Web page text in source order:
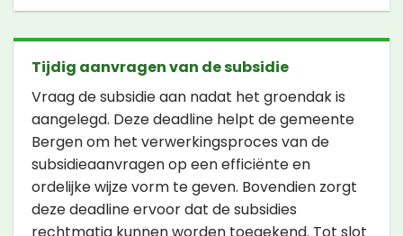
Tijdig aanvragen van de subsidie
Vraag de subsidie aan nadat het groendak is
aangelegd. Deze deadline helpt de gemeente
Bergen om het verwerkingsproces van de
subsidieaanvragen op een efficiënte en
ordelijke wijze vorm te geven. Bovendien zorgt
deze deadline ervoor dat de subsidies